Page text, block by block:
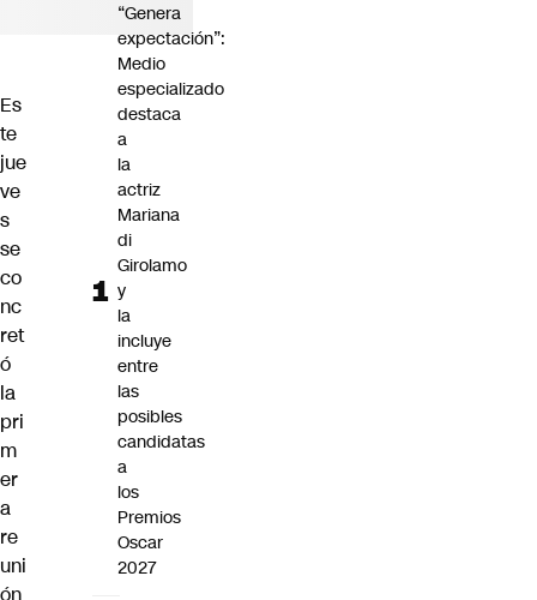
Es
te
jue
ve
s
se
co
nc
ret
ó
la
pri
m
er
a
re
uni
ón
“Genera
expectación”:
Medio
especializado
destaca
a
la
actriz
Mariana
di
Girolamo
y
la
incluye
entre
las
posibles
candidatas
a
los
Premios
Oscar
2027